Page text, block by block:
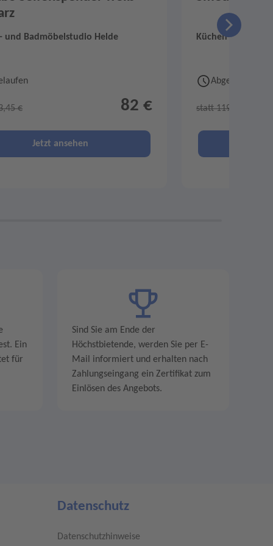
und Badmöbelstudio Helde
€ 82 €
Jetzt ansehen
Küchen- und
Abgelaufen
statt 119,95 €
Ein
für
Sind Sie am Ende der
Höchstbietende, werden Sie per E-
Mail informiert und erhalten nach
Zahlungseingang ein Zertifikat zum
Einlösen des Angebots.
Datenschutz
Datenschutzhinweise